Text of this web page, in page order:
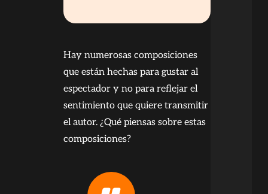
Hay numerosas composiciones
que están hechas para gustar al
espectador y no para reflejar el
sentimiento que quiere transmitir
el autor. ¿Qué piensas sobre estas
composiciones?